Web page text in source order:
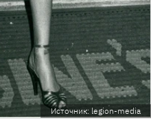
Источник: legion-media